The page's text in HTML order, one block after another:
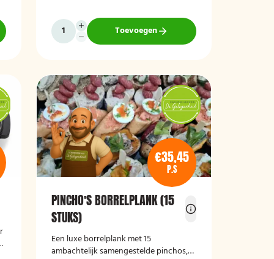
zongedroogde tomaat. Ideaal als
borrelhapje voor feestjes, recepties of
zakelijke bijeenkomsten. De wraps zijn
Toevoegen
€35,45
P.S
PINCHO'S BORRELPLANK (15
STUKS)
Een luxe borrelplank met 15
ambachtelijk samengestelde pinchos,